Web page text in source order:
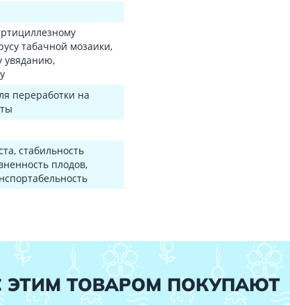
табачной мозаики,
увяданию,
переработки на
стабильность
плодов,
ЭТИМ ТОВАРОМ ПОКУПАЮТ